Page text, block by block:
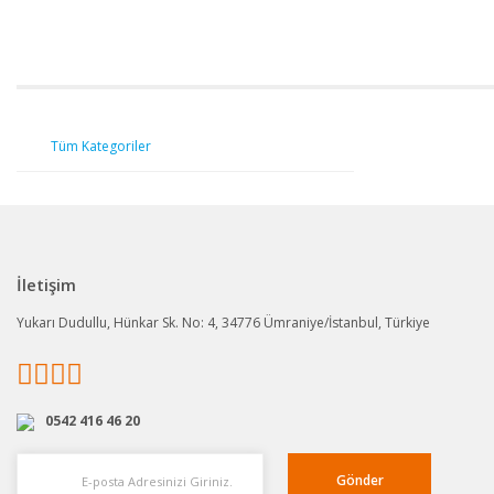
Tüm Kategoriler
İletişim
Yukarı Dudullu, Hünkar Sk. No: 4, 34776 Ümraniye/İstanbul, Türkiye
0542 416 46 20
Gönder